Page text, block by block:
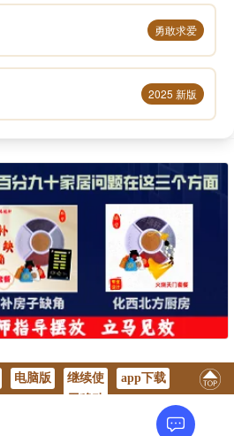
勇敢求爱
2025 新版
电脑版
继续使
app下载